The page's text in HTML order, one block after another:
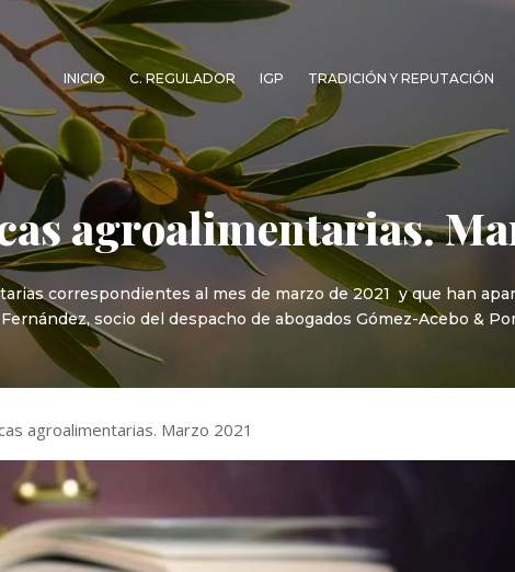
INICIO C. REGULADOR IGP TRADICIÓN Y REPUTACIÓN
agroalimentarias.
correspondientes al mes de marzo de 2021 y que han
socio del despacho de abogados Gómez-Acebo &
agroalimentarias. Marzo 2021